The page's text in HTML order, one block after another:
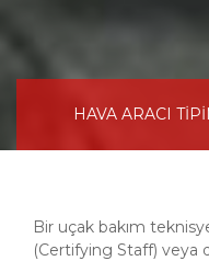
HAVA ARACI
Bir uçak bakım
(Certifying Staff) veya